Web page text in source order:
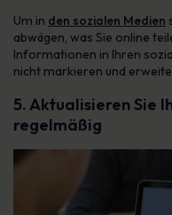
Um in den sozialen Medien
abwägen, was Sie online
Informationen in Ihren
nicht markieren und
5. Aktualisieren Sie
regelmäßig